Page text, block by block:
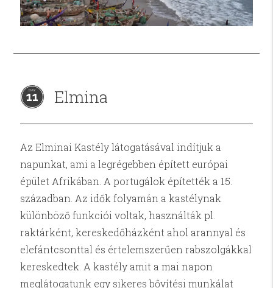
11 Elmina
Az Elminai Kastély látogatásával indítjuk a
napunkat, ami a legrégebben épített európai
épület Afrikában. A portugálok építették a 15.
században. Az idők folyamán a kastélynak
különböző funkciói voltak, használták pl.
raktárként, kereskedőházként ahol arannyal és
elefántcsonttal és értelemszerűen rabszolgákkal
kereskedtek. A kastély amit a mai napon
meglátogatunk egy sikeres bővítési munkálat